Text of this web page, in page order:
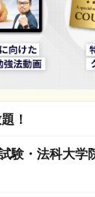
！
験・法科大学